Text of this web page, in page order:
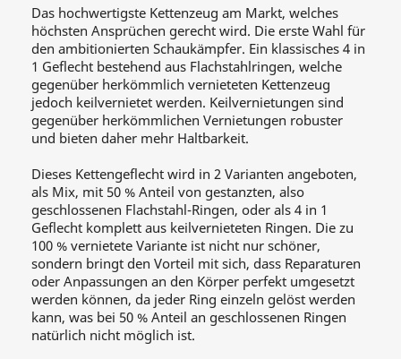
Das hochwertigste Kettenzeug am Markt, welches
höchsten Ansprüchen gerecht wird. Die erste Wahl für
den ambitionierten Schaukämpfer. Ein klassisches 4 in
1 Geflecht bestehend aus Flachstahlringen, welche
gegenüber herkömmlich vernieteten Kettenzeug
jedoch keilvernietet werden. Keilvernietungen sind
gegenüber herkömmlichen Vernietungen robuster
und bieten daher mehr Haltbarkeit.
Dieses Kettengeflecht wird in 2 Varianten angeboten,
als Mix, mit 50 % Anteil von gestanzten, also
geschlossenen Flachstahl-Ringen, oder als 4 in 1
Geflecht komplett aus keilvernieteten Ringen. Die zu
100 % vernietete Variante ist nicht nur schöner,
sondern bringt den Vorteil mit sich, dass Reparaturen
oder Anpassungen an den Körper perfekt umgesetzt
werden können, da jeder Ring einzeln gelöst werden
kann, was bei 50 % Anteil an geschlossenen Ringen
natürlich nicht möglich ist.